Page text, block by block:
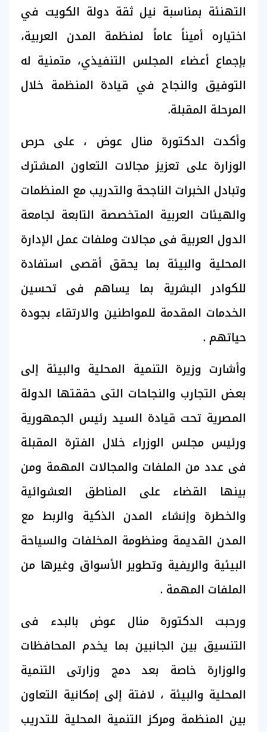
التهنئة بمناسبة نيل ثقة دولة الكويت في
اختياره أميناً عاماً لمنظمة المدن العربية،
بإجماع أعضاء المجلس التنفيذي، متمنية له
التوفيق والنجاح في قيادة المنظمة خلال
المرحلة المقبلة.
وأكدت الدكتورة منال عوض ، على حرص
الوزارة على تعزيز مجالات التعاون المشترك
وتبادل الخبرات الناجحة والتدريب مع المنظمات
والهيئات العربية المتخصصة التابعة لجامعة
الدول العربية فى مجالات وملفات عمل الإدارة
المحلية والبيئة بما يحقق أقصى استفادة
للكوادر البشرية بما يساهم فى تحسين
الخدمات المقدمة للمواطنين والارتقاء بجودة
حياتهم .
وأشارت وزيرة التنمية المحلية والبيئة إلى
بعض التجارب والنجاحات التى حققتها الدولة
المصرية تحت قيادة السيد رئيس الجمهورية
ورئيس مجلس الوزراء خلال الفترة المقبلة
فى عدد من الملفات والمجالات المهمة ومن
بينها القضاء على المناطق العشوائية
والخطرة وإنشاء المدن الذكية والربط مع
المدن القديمة ومنظومة المخلفات والسياحة
البيئية والريفية وتطوير الأسواق وغيرها من
الملفات المهمة .
ورحبت الدكتورة منال عوض بالبدء فى
التنسيق بين الجانبين بما يخدم المحافظات
والوزارة خاصة بعد دمج وزارتى التنمية
المحلية والبيئة ، لافتة إلى إمكانية التعاون
بين المنظمة ومركز التنمية المحلية للتدريب